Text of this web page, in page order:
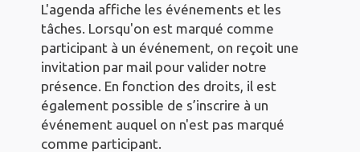
L'agenda affiche les événements et les
tâches. Lorsqu'on est marqué comme
participant à un événement, on reçoit une
invitation par mail pour valider notre
présence. En fonction des droits, il est
également possible de s’inscrire à un
événement auquel on n'est pas marqué
comme participant.